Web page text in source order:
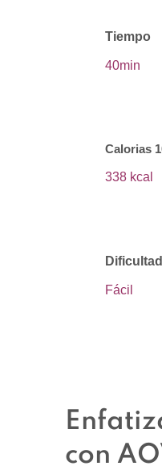
Tiempo
40min
Calorias
338 kcal
Dificultad
Fácil
con